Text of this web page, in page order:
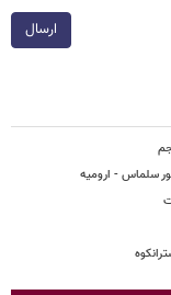
ارسال